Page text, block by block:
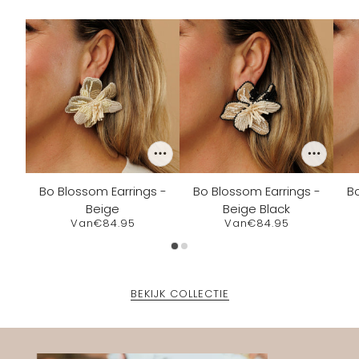
Bo Blossom Earrings -
Beige
Van€84.95
Bo Blossom Earrings -
Beige Black
Van€84.95
BEKIJK COLLECTIE